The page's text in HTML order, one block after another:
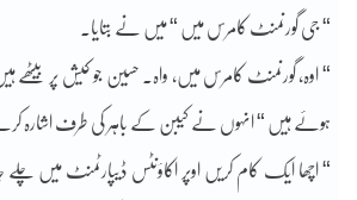
“ جی گورنمنٹ کامرس میں “ میں نے بتایا۔
“ اوہ، گورنمنٹ کامرس میں، واہ۔ حسین جو کیش پر
ہوئے ہیں “ انہوں نے کیبن کے باہر کی طرف اشارہ
“ اچھا ایک کام کریں اوپر اکاؤنٹس ڈیپارٹمنٹ میں